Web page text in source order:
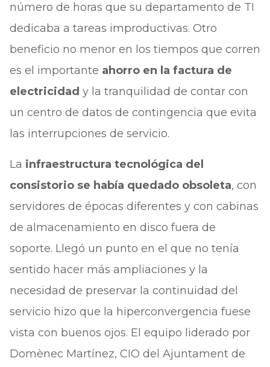
número de horas que su departamento de TI
dedicaba a tareas improductivas. Otro
beneficio no menor en los tiempos que corren
es el importante ahorro en la factura de
electricidad y la tranquilidad de contar con
un centro de datos de contingencia que evita
las interrupciones de servicio.
La infraestructura tecnológica del
consistorio se había quedado obsoleta, con
servidores de épocas diferentes y con cabinas
de almacenamiento en disco fuera de
soporte. Llegó un punto en el que no tenía
sentido hacer más ampliaciones y la
necesidad de preservar la continuidad del
servicio hizo que la hiperconvergencia fuese
vista con buenos ojos. El equipo liderado por
Domènec Martínez, CIO del Ajuntament de